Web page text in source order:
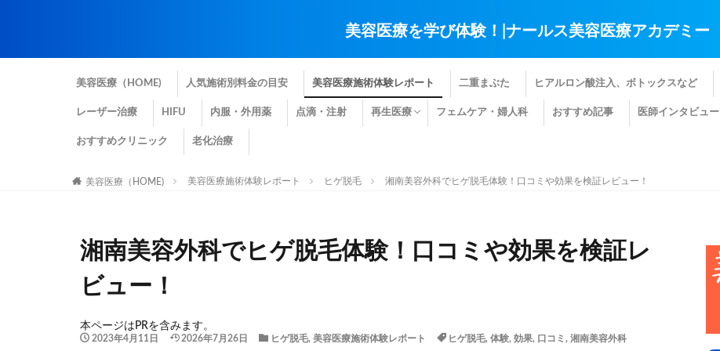
美容医療を学び体験！|ナールス美容医療アカデミー
美容医療（HOME) 人気施術別料金の目安 美容医療施術体験レポート 二重まぶた ヒアルロン酸注入、ボトックスなど
レーザー治療 HIFU 内服・外用薬 点滴・注射 再生医療 フェムケア・婦人科 おすすめ記事 医師インタビュー
おすすめクリニック 老化治療
美容医療（HOME) 美容医療施術体験レポート ヒゲ脱毛 湘南美容外科でヒゲ脱毛体験！口コミや効果を検証レビュー！
湘南美容外科でヒゲ脱毛体験！口コミや効果を検証レ
ビュー！
本ページはPRを含みます。
2023年4月11日 2026年7月26日 ヒゲ脱毛, 美容医療施術体験レポート ヒゲ脱毛, 体験, 効果, 口コミ , 湘南美容外科